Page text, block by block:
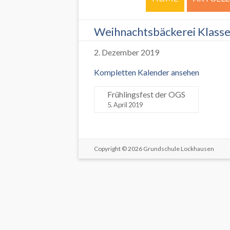
Weihnachtsbäckerei
2. Dezember 2019
Kompletten Kalender ansehen
Frühlingsfest der OGS
5. April 2019
Copyright © 2026 Grundschule Lockhausen